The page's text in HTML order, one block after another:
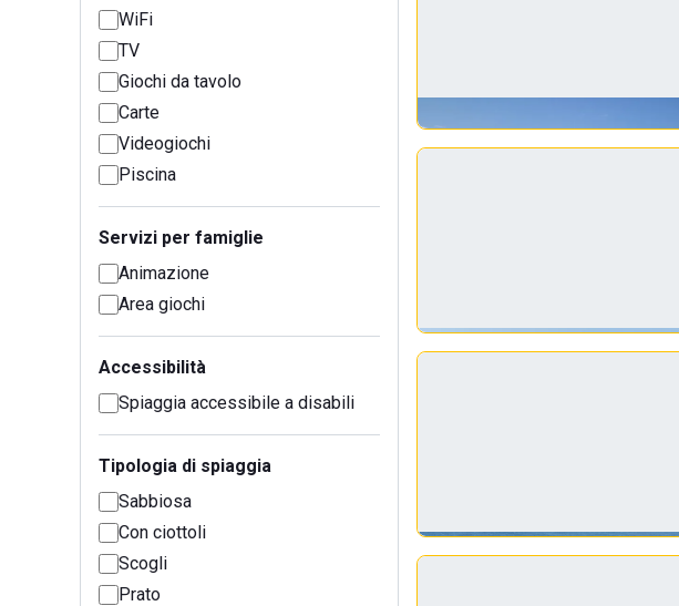
WiFi
TV
Giochi da tavolo
Carte
Videogiochi
Piscina
Servizi per famiglie
Animazione
Area giochi
Accessibilità
Spiaggia accessibile a disabili
Tipologia di spiaggia
Sabbiosa
Con ciottoli
Scogli
Prato